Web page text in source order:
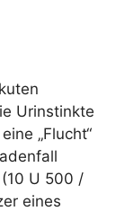
Urinstinkte
„Flucht“
U 500 /
eines